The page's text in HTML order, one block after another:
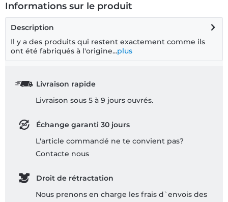
Informations sur le produit
Description
Il y a des produits qui restent exactement comme ils
ont été fabriqués à l'origine...plus
Livraison rapide
Livraison sous 5 à 9 jours ouvrés.
Échange garanti 30 jours
L'article commandé ne te convient pas?
Contacte nous
Droit de rétractation
Nous prenons en charge les frais d`envois des